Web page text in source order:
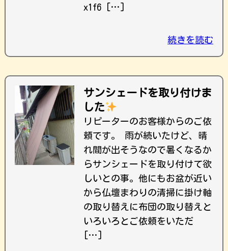
x1f6 […]
続きを読む
サンシェードを取り付けま
した
リピーターのお客様からのご依
頼です。 雨が続いたけど、晴
れ間が出そうなので暑くなるか
らサンシェードを取り付けて欲
しいとの事。他にもお盆が近い
から仏壇まわりの清掃に掛け軸
の取り替えに布団の取り替えと
いろいろとご依頼をいただ
[…]